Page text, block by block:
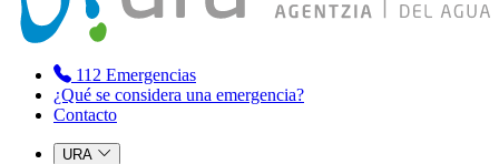
112 Emergencias
¿Qué se considera una emergencia?
Contacto
URA